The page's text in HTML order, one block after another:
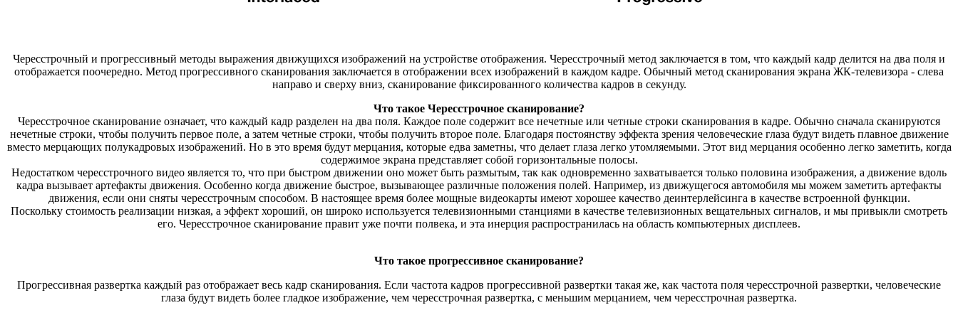
Чересстрочный и прогрессивный методы выражения движущихся изображений на устройстве отображения. Чересстрочный метод заключается в том, что каждый кадр делится на два поля и
отображается поочередно. Метод прогрессивного сканирования заключается в отображении всех изображений в каждом кадре. Обычный метод сканирования экрана ЖК-телевизора - слева
направо и сверху вниз, сканирование фиксированного количества кадров в секунду.
Что такое Чересстрочное сканирование?
Чересстрочное сканирование означает, что каждый кадр разделен на два поля. Каждое поле содержит все нечетные или четные строки сканирования в кадре. Обычно сначала сканируются
нечетные строки, чтобы получить первое поле, а затем четные строки, чтобы получить второе поле. Благодаря постоянству эффекта зрения человеческие глаза будут видеть плавное движение
вместо мерцающих полукадровых изображений. Но в это время будут мерцания, которые едва заметны, что делает глаза легко утомляемыми. Этот вид мерцания особенно легко заметить, когда
содержимое экрана представляет собой горизонтальные полосы.
Недостатком чересстрочного видео является то, что при быстром движении оно может быть размытым, так как одновременно захватывается только половина изображения, а движение вдоль
кадра вызывает артефакты движения. Особенно когда движение быстрое, вызывающее различные положения полей. Например, из движущегося автомобиля мы можем заметить артефакты
движения, если они сняты чересстрочным способом. В настоящее время более мощные видеокарты имеют хорошее качество деинтерлейсинга в качестве встроенной функции.
Поскольку стоимость реализации низкая, а эффект хороший, он широко используется телевизионными станциями в качестве телевизионных вещательных сигналов, и мы привыкли смотреть
его. Чересстрочное сканирование правит уже почти полвека, и эта инерция распространилась на область компьютерных дисплеев.
Что такое прогрессивное сканирование?
Прогрессивная развертка каждый раз отображает весь кадр сканирования. Если частота кадров прогрессивной развертки такая же, как частота поля чересстрочной развертки, человеческие
глаза будут видеть более гладкое изображение, чем чересстрочная развертка, с меньшим мерцанием, чем чересстрочная развертка.